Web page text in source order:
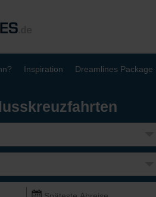
Inspiration Dreamlines Package